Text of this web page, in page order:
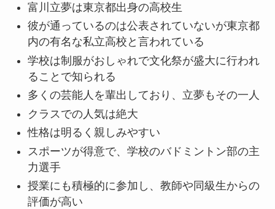
富川立夢は東京都出身の高校生
彼が通っているのは公表されていないが東京都
内の有名な私立高校と言われている
学校は制服がおしゃれで文化祭が盛大に行われ
ることで知られる
多くの芸能人を輩出しており、立夢もその一人
クラスでの人気は絶大
性格は明るく親しみやすい
スポーツが得意で、学校のバドミントン部の主
力選手
授業にも積極的に参加し、教師や同級生からの
評価が高い